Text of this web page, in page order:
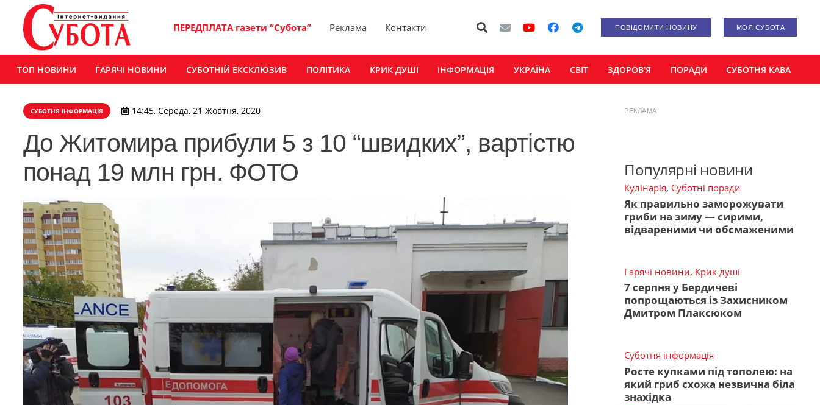
ПЕРЕДПЛАТА газети “Субота” Реклама Контакти ПОВІДОМИТИ НОВИНУ МОЯ СУБОТА
ТОП НОВИНИ ГАРЯЧІ НОВИНИ СУБОТНІЙ ЕКСКЛЮЗИВ ПОЛІТИКА КРИК ДУШІ ІНФОРМАЦІЯ УКРАЇНА СВІТ ЗДОРОВ’Я ПОРАДИ СУБОТНЯ КАВА
СУБОТНЯ ІНФОРМАЦІЯ 14:45, Середа, 21 Жовтня, 2020
До Житомира прибули 5 з 10 “швидких”, вартістю
понад 19 млн грн. ФОТО
РЕКЛАМА
Популярні новини
Кулінарія, Суботні поради
Як правильно заморожувати
гриби на зиму — сирими,
відвареними чи обсмаженими
Гарячі новини, Крик душі
7 серпня у Бердичеві
попрощаються із Захисником
Дмитром Плаксюком
Суботня інформація
Росте купками під тополею: на
який гриб схожа незвична біла
знахідка